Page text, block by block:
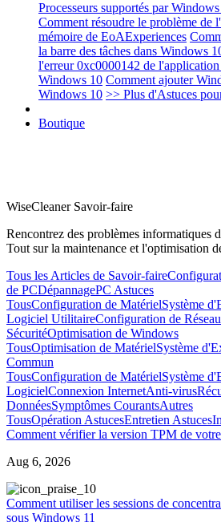
Processeurs supportés par Windows
Comment résoudre le problème de
mémoire de EoAExperiences
la barre des tâches dans Windows
l'erreur 0xc0000142 de
Windows 10 Comment ajouter
Windows 10 >> Plus d'Astuces
Boutique
WiseCleaner Savoir-faire
Rencontrez des problèmes informatiques
Tout sur la maintenance et l'optimisation
Tous les Articles de Savoir-faire
de PCDépannagePC Astuces
TousConfiguration de MatérielSystème
Logiciel UtilitaireConfiguration de Réseau
SécuritéOptimisation de Windows
TousOptimisation de MatérielSystème
Commun
TousConfiguration de MatérielSystème
LogicielConnexion InternetAnti-virus
DonnéesSymptômes CourantsAutres
TousOpération AstucesEntretien Astuces
Comment vérifier la version TPM de
Aug 6, 2026
0
Comment utiliser les sessions de
sous Windows 11